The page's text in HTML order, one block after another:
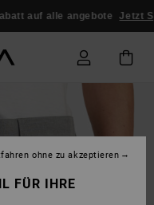
auf alle angebote Jetzt
FÜR IHRE
ohne zu akzeptieren